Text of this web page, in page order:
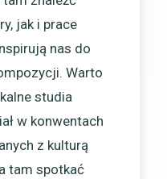
jak i prace
nas do
Warto
studia
w konwentach
z kulturą
tam spotkać